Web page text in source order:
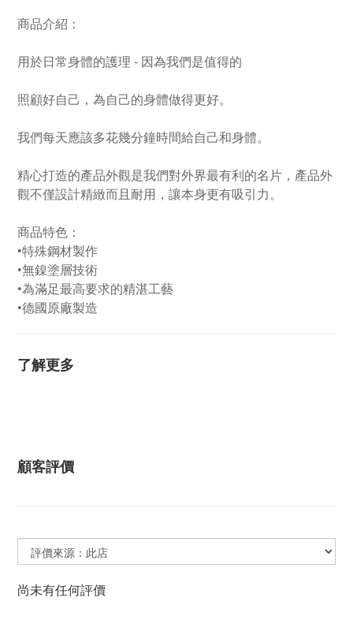
商品介紹：
用於日常身體的護理 - 因為我們是值得的
照顧好自己，為自己的身體做得更好。
我們每天應該多花幾分鐘時間給自己和身體。
精心打造的產品外觀是我們對外界最有利的名片，產品外
觀不僅設計精緻而且耐用，讓本身更有吸引力。
商品特色：
•特殊鋼材製作
•無鎳塗層技術
•為滿足最高要求的精湛工藝
•德國原廠製造
了解更多
顧客評價
尚未有任何評價